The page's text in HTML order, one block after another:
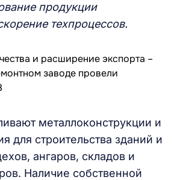
продукции
техпроцессов.
металлоконструкции и
для строительства зданий и
ангаров, складов и
Наличие собственной